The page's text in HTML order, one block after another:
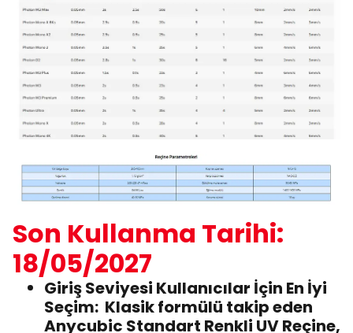
Son Kullanma Tarihi:
18/05/2027
Giriş Seviyesi Kullanıcılar İçin En İyi
Seçim: Klasik formülü takip eden
Anycubic Standart Renkli UV Reçine,